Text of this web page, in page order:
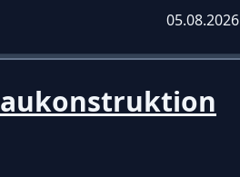
05.08.2026